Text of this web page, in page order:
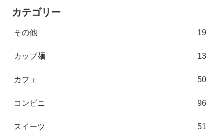
カテゴリー
その他 19
カップ麺 13
カフェ 50
コンビニ 96
スイーツ 51